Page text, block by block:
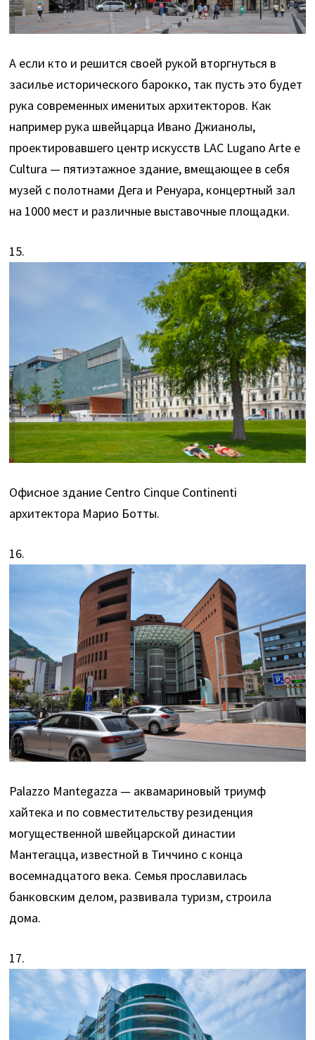
А если кто и решится своей рукой вторгнуться в
засилье исторического барокко, так пусть это будет
рука современных именитых архитекторов. Как
например рука швейцарца Ивано Джианолы,
проектировавшего центр искусств LAC Lugano Arte e
Cultura — пятиэтажное здание, вмещающее в себя
музей с полотнами Дега и Ренуара, концертный зал
на 1000 мест и различные выставочные площадки.
15.
Офисное здание Centro Cinque Continenti
архитектора Марио Ботты.
16.
Palazzo Mantegazza — аквамариновый триумф
хайтека и по совместительству резиденция
могущественной швейцарской династии
Мантегацца, известной в Тиччино с конца
восемнадцатого века. Семья прославилась
банковским делом, развивала туризм, строила
дома.
17.